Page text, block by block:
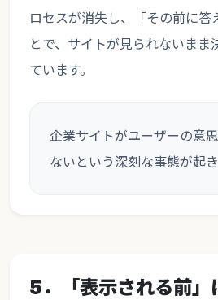
ロセスが消失し、「その前に答
とで、サイトが見られないまま
ています。
企業サイトがユーザーの意
ないという深刻な事態が起き
5．「表示される前」